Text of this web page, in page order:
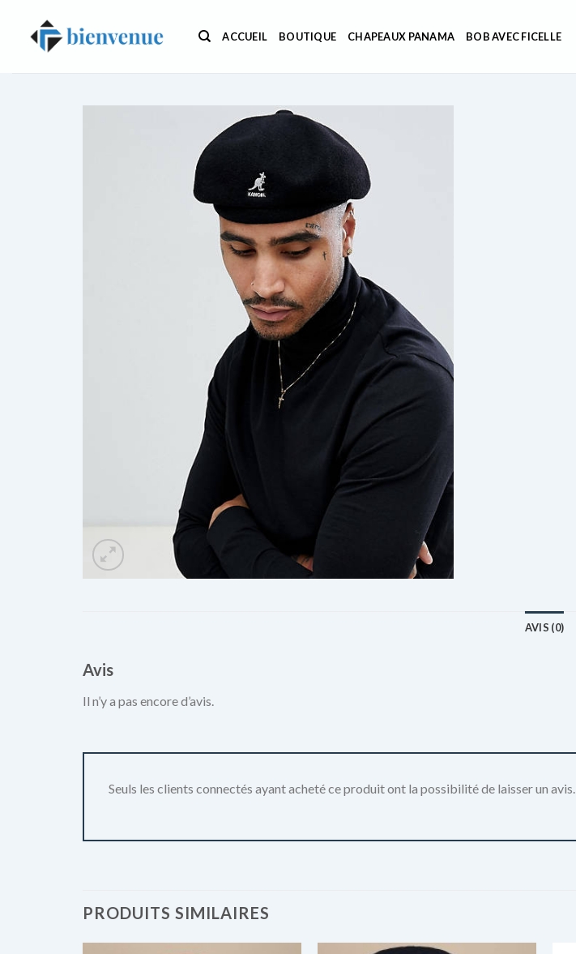
contenu
ACCUEIL BOUTIQUE CHAPEAUX PANAMA BOB AVEC FICELLE
AVIS (0)
Avis
Il n’y a pas encore d’avis.
Seuls les clients connectés ayant acheté ce produit ont la possibilité de laisser un avis.
PRODUITS SIMILAIRES